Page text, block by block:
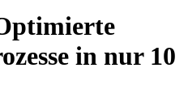
in nur 10